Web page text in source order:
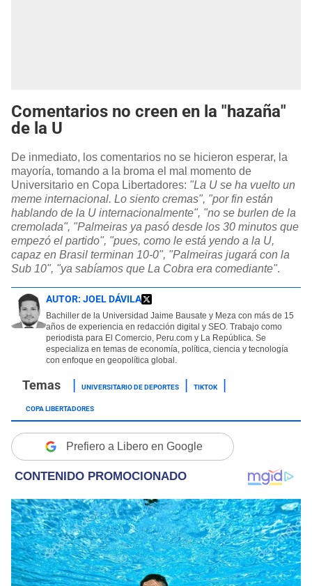
Comentarios no creen en la "hazaña"
de la U
De inmediato, los comentarios no se hicieron esperar, la
mayoría, tomando a la broma el mal momento de
Universitario en Copa Libertadores: "La U se ha vuelto un
meme internacional. Lo siento cremas", "por fin están
hablando de la U internacionalmente", "no se burlen de la
cremolada", "Palmeiras ya pasó desde los 30 minutos que
empezó el partido", "pues, como le está yendo a la U,
capaz en Brasil terminan 10-0", "Palmeiras jugará con la
Sub 10", "ya sabíamos que La Cobra era comediante".
AUTOR: JOEL DÁVILA
Bachiller de la Universidad Jaime Bausate y Meza con más de 15
años de experiencia en redacción digital y SEO. Trabajo como
periodista para El Comercio, Peru.com y La República. Se
especializa en temas de economía, política, ciencia y tecnología
con enfoque en geopolítica global.
UNIVERSITARIO DE DEPORTES
TIKTOK
COPA LIBERTADORES
Prefiero a Libero en Google